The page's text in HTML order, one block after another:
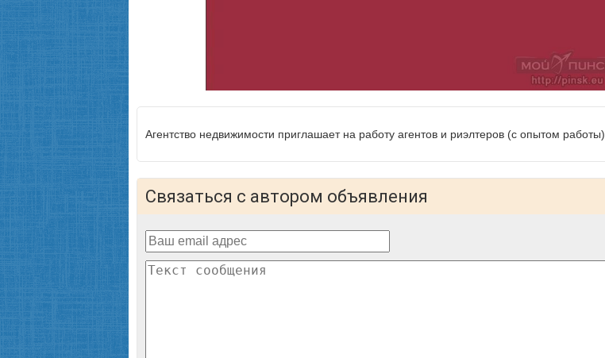
Агентство недвижимости приглашает на работу агентов и риэлтеров (с опытом работы).
Связаться с автором объявления